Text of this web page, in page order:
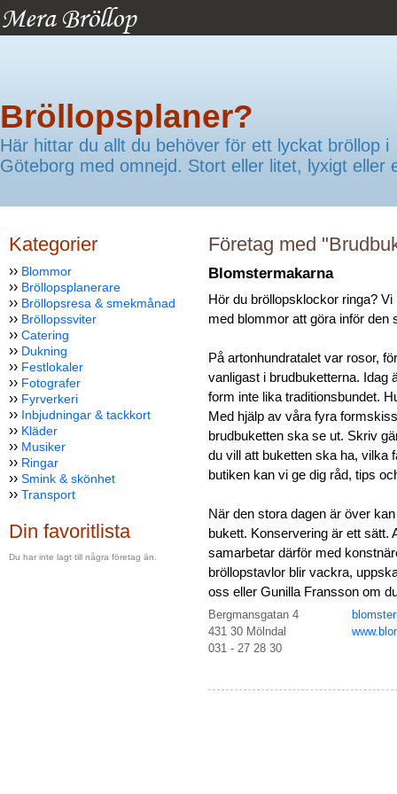
Bröllopsplaner?
Här hittar du allt du behöver för ett lyckat bröllop i
Göteborg med omnejd. Stort eller litet, lyxigt eller
Kategorier
›› Blommor
›› Bröllopsplanerare
›› Bröllopsresa & smekmånad
›› Bröllopssviter
›› Catering
›› Dukning
›› Festlokaler
›› Fotografer
›› Fyrverkeri
›› Inbjudningar & tackkort
›› Kläder
›› Musiker
›› Ringar
›› Smink & skönhet
›› Transport
Din favoritlista
Du har inte lagt till några företag än.
Företag med
Blomstermakarna
Hör du bröllopsklockor ringa?
med blommor att göra inför den
På artonhundratalet var rosor,
vanligast i brudbuketterna. Idag
form inte lika traditionsbundet.
Med hjälp av våra fyra
brudbuketten ska se ut. Skriv
du vill att buketten ska ha, vilka
butiken kan vi ge dig råd, tips
När den stora dagen är över
bukett. Konservering är ett sätt.
samarbetar därför med
bröllopstavlor blir vackra,
oss eller Gunilla Fransson om
Bergmansgatan 4
431 30 Mölndal
031 - 27 28 30